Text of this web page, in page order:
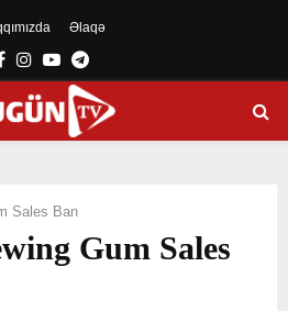
Əlaqə
Facebook
Instagram
YoutubeTelegram
Sales Ban
Gum Sales